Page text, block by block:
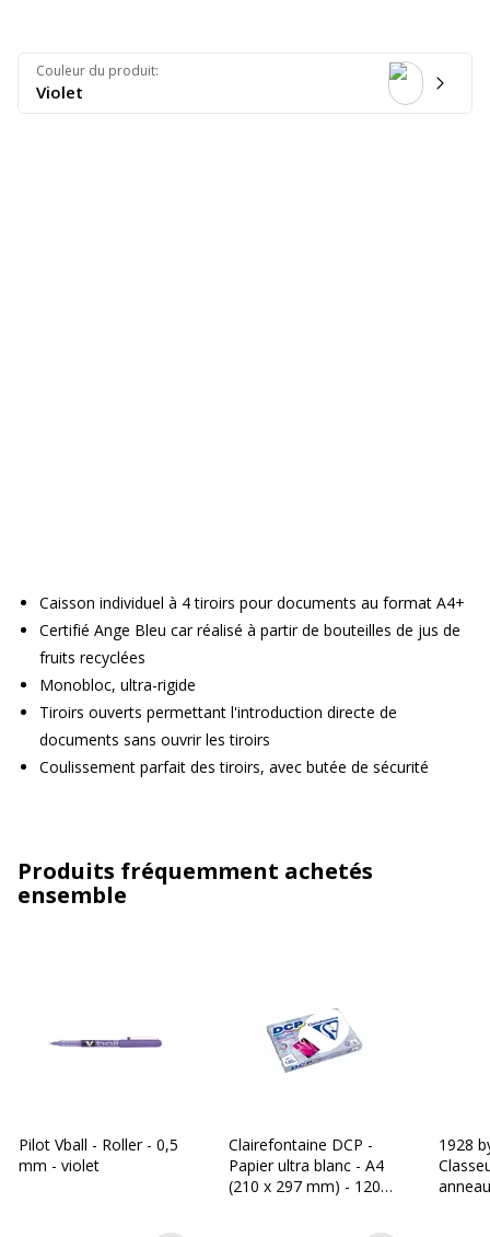
Couleur du produit:
Violet
Caisson individuel à 4 tiroirs pour documents au format A4+
Certifié Ange Bleu car réalisé à partir de bouteilles de jus de
fruits recyclées
Monobloc, ultra-rigide
Tiroirs ouverts permettant l'introduction directe de
documents sans ouvrir les tiroirs
Coulissement parfait des tiroirs, avec butée de sécurité
Produits fréquemment achetés
ensemble
Pilot Vball - Roller - 0,5
mm - violet
Clairefontaine DCP -
Papier ultra blanc - A4
(210 x 297 mm) - 120
1928